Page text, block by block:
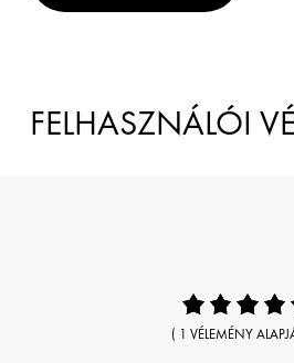
FELHASZNÁLÓI
( 1 VÉLEMÉNY